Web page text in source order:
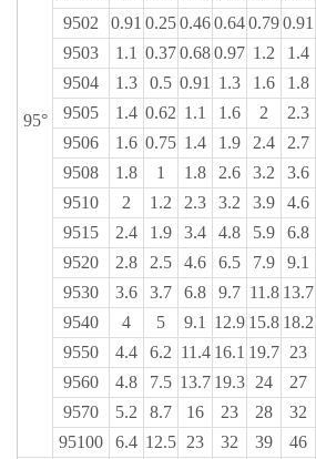
95°
9502
0.91 0.250.460.640.790.91
9503
1.1 0.370.680.97 1.2 1.4
9504
1.3 0.5 0.91 1.3 1.6 1.8
9505
1.4 0.62 1.1 1.6 2 2.3
9506
1.6 0.75 1.4 1.9 2.4 2.7
9508
1.8 1 1.8 2.6 3.2 3.6
9510
2 1.2 2.3 3.2 3.9 4.6
9515
2.4 1.9 3.4 4.8 5.9 6.8
9520
2.8 2.5 4.6 6.5 7.9 9.1
9530
3.6 3.7 6.8 9.7 11.8 13.7
9540
4 5 9.1 12.9 15.8 18.2
9550
4.4 6.2 11.4 16.1 19.7 23
9560
4.8 7.5 13.7 19.3 24 27
9570
5.2 8.7 16 23 28 32
95100
6.4 12.5 23 32 39 46